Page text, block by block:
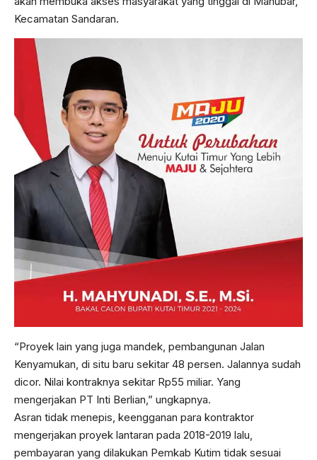
Kecamatan Sandaran.
“Proyek lain yang juga mandek, pembangunan Jalan
Kenyamukan, di situ baru sekitar 48 persen. Jalannya sudah
dicor. Nilai kontraknya sekitar Rp55 miliar. Yang
mengerjakan PT Inti Berlian,” ungkapnya.
Asran tidak menepis, keengganan para kontraktor
mengerjakan proyek lantaran pada 2018-2019 lalu,
pembayaran yang dilakukan Pemkab Kutim tidak sesuai